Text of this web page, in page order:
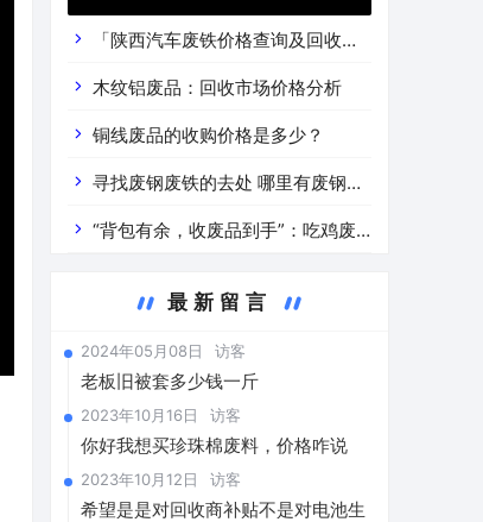
「陕西汽车废铁价格查询及回收渠
道分析」 陕西车辆废铁价是什么
木纹铝废品：回收市场价格分析
铜线废品的收购价格是多少？
寻找废钢废铁的去处 哪里有废钢废
铁 “背包有余，收废品到手”：吃鸡废
最新留言
2024年05月08日 访客
老板旧被套多少钱一斤
2023年10月16日 访客
你好我想买珍珠棉废料，价格咋说
2023年10月12日 访客
希望是是对回收商补贴不是对电池生